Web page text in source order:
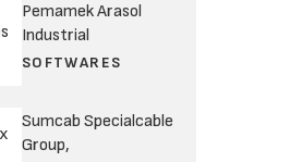
Pemamek Arasol
Industrial
SOFTWARES
Sumcab Specialcable
Group,